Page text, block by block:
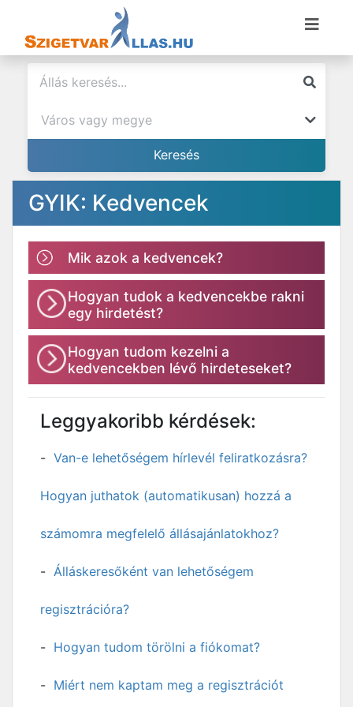
GYIK: Kedvencek
Mik azok a kedvencek?
Hogyan tudok a kedvencekbe rakni
egy hirdetést?
Hogyan tudom kezelni a
kedvencekben lévő hirdeteseket?
Leggyakoribb kérdések:
Van-e lehetőségem hírlevél feliratkozásra?
Hogyan juthatok (automatikusan) hozzá a
számomra megfelelő állásajánlatokhoz?
Álláskeresőként van lehetőségem
regisztrációra?
Hogyan tudom törölni a fiókomat?
Miért nem kaptam meg a regisztrációt